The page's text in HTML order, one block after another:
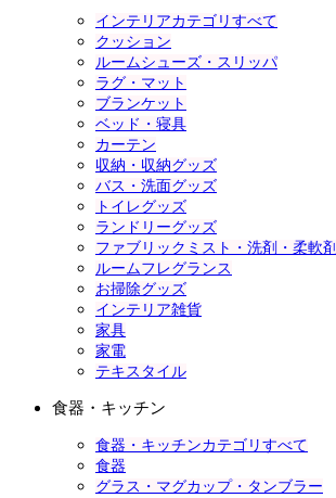
インテリアカテゴリすべて
クッション
ルームシューズ・スリッパ
ラグ・マット
ブランケット
ベッド・寝具
カーテン
収納・収納グッズ
バス・洗面グッズ
トイレグッズ
ランドリーグッズ
ファブリックミスト・洗剤・柔軟剤
ルームフレグランス
お掃除グッズ
インテリア雑貨
家具
家電
テキスタイル
食器・キッチン
食器・キッチンカテゴリすべて
食器
グラス・マグカップ・タンブラー